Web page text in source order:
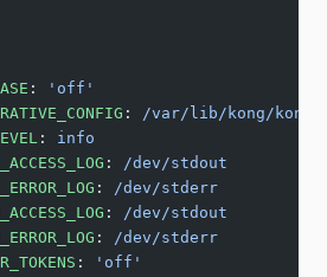
:
'off'
: /var/lib/kong/
: info
: /dev/stdout
: /dev/stderr
: /dev/stdout
: /dev/stderr
:
'off'